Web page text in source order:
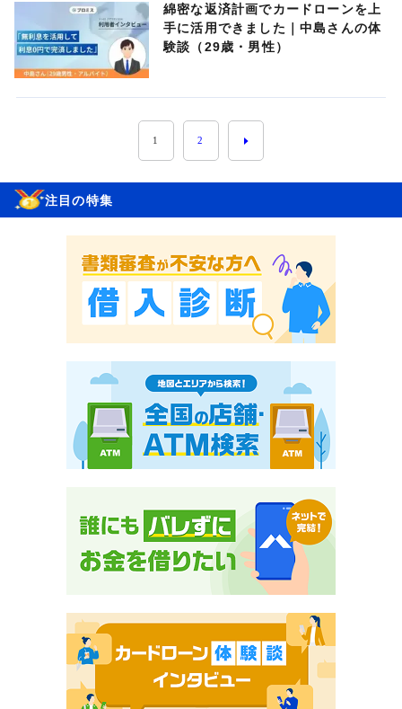
綿密な返済計画でカードローンを上
手に活用できました｜中島さんの体
験談（29歳・男性）
1 2
注目の特集